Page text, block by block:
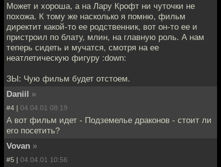
Может и хороша, а на Лару Крофт ни чуточки не
похожа. К тому же насколько я помню, фильм
директит какой-то ее родственник, вот он-то ее и
пристроил по блату, млин, на главную роль. А нам
теперь сидеть и мучатся, смотря на ее
неатлетическую фигуру :down:
ЗЫ: Чую фильм будет отстоем.
Daniil »
#4 | 04.04.01 08:19
А вот фильм идет - Подземелье драконов - стоит ли
его посетить?
Vovan »
#5 | 04.04.01 10:56